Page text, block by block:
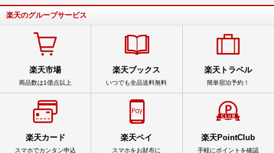
楽天のグループサービス
楽天市場
商品数は1億点以上
楽天ブックス
いつでも全品送料無料
楽天トラベル
簡単宿泊予約！
楽天カード
スマホでカンタン申込
楽天ペイ
スマホをお財布に
楽天PointClub
手軽にポイントを確認